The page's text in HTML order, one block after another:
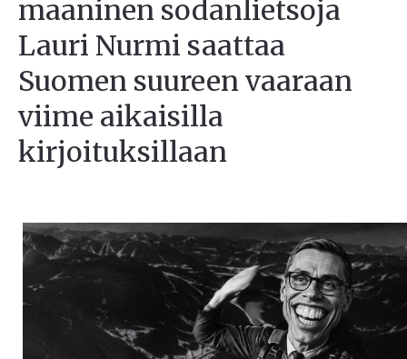
maaninen sodanlietsoja
Lauri Nurmi saattaa
Suomen suureen vaaraan
viime aikaisilla
kirjoituksillaan